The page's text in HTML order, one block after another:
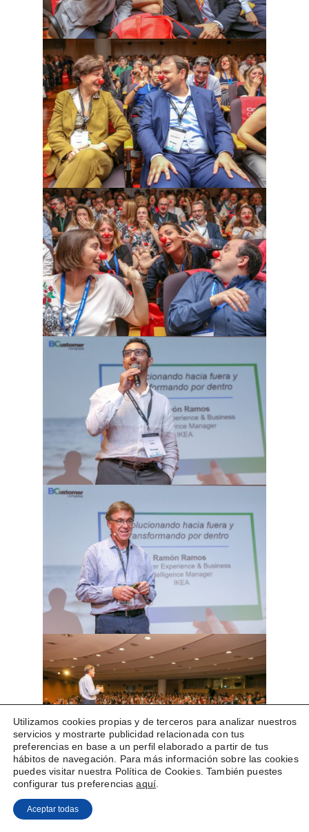
Utilizamos cookies propias y de terceros para analizar nuestros
servicios y mostrarte publicidad relacionada con tus
preferencias en base a un perfil elaborado a partir de tus
hábitos de navegación. Para más información sobre las cookies
puedes visitar nuestra Política de Cookies. También puestes
configurar tus preferenciasaquí
Aceptar todas